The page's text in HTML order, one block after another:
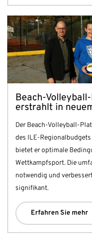
Beach-
erstrahlt in
Der Beach-Volleyball-
des ILE-
bietet er optimale
Wettkampfsport. Die
notwendig und
signifikant.
Erfahren Sie mehr